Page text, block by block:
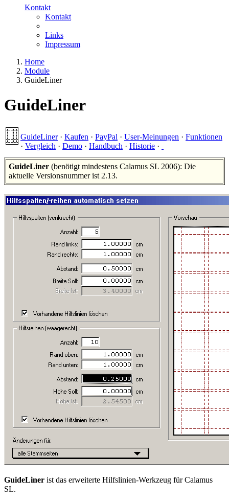
Kontakt
Kontakt
Links
Impressum
Home
Module
GuideLiner
GuideLiner
GuideLiner· Kaufen · PayPal · User-Meinungen · Funktionen
· Vergleich · Demo · Handbuch · Historie ·
GuideLiner (benötigt mindestens Calamus SL 2006): Die
aktuelle Versionsnummer ist 2.13.
GuideLiner ist das erweiterte Hilfslinien-Werkzeug für Calamus
SL.